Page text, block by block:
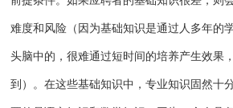
难度和风险（因为基础知识是通过人多年的
头脑中的，很难通过短时间的培养产生效果
到）。在这些基础知识中，专业知识固然十